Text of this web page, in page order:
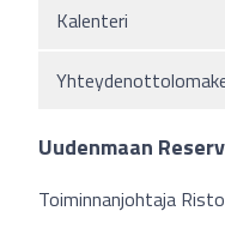
Kalenteri
Uudenmaan
Toiminnanjohtaja